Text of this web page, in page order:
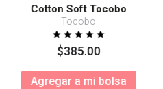
Cotton Soft Tocobo
SPF50+ PA++++
Tocobo
$385.00
Agregar a mi bolsa